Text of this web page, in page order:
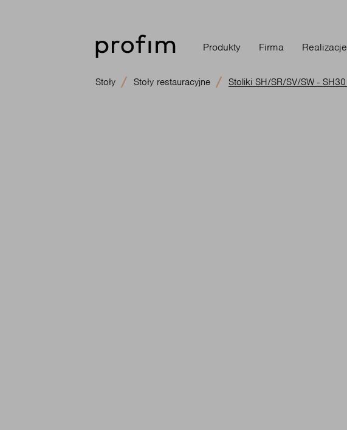
Produkty Firma Realizacje
Stoły Stoły restauracyjne Stoliki SH/SR/SV/SW - SH30